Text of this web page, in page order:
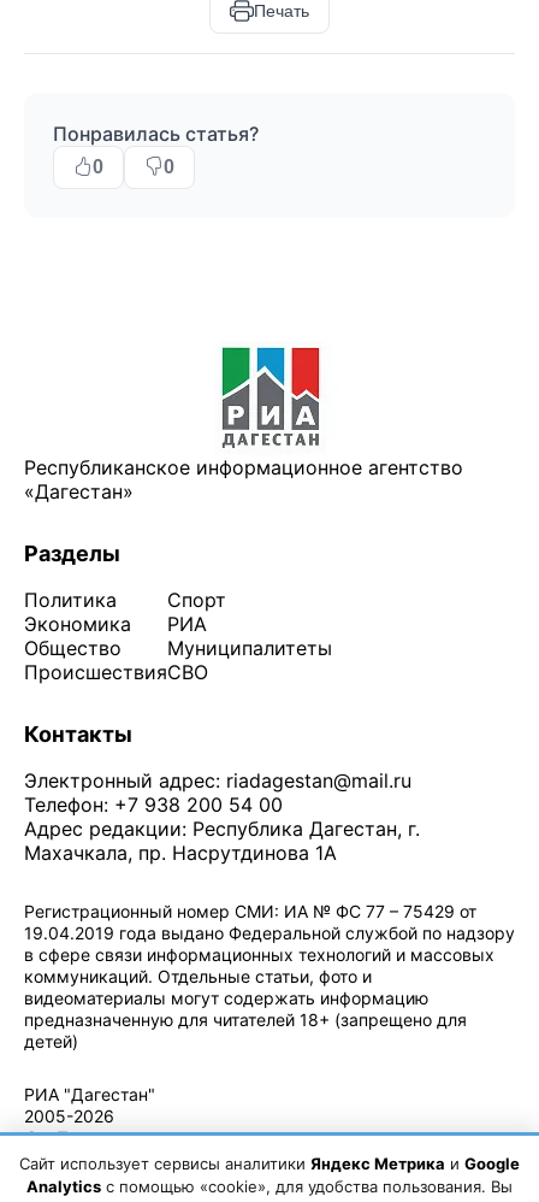
Печать
Понравилась статья?
0 0
Республиканское информационное агентство
«Дагестан»
Разделы
Политика
Экономика
Общество
Происшествия
Спорт
РИА
Муниципалитеты
СВО
Контакты
Электронный адрес: riadagestan@mail.ru
Телефон: +7 938 200 54 00
Адрес редакции: Республика Дагестан, г.
Махачкала, пр. Насрутдинова 1А
Регистрационный номер СМИ: ИА № ФС 77 – 75429 от
19.04.2019 года выдано Федеральной службой по надзору
в сфере связи информационных технологий и массовых
коммуникаций. Отдельные статьи, фото и
видеоматериалы могут содержать информацию
предназначенную для читателей 18+ (запрещено для
детей)
РИА "Дагестан"
2005-2026
© - Правила
использования
материалов.
Сайт использует сервисы аналитики Яндекс Метрика и Google
Analytics с помощью «cookie», для удобства пользования. Вы